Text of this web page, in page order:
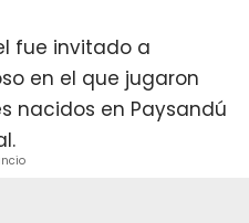
fue invitado a
en el que jugaron
nacidos en Paysandú